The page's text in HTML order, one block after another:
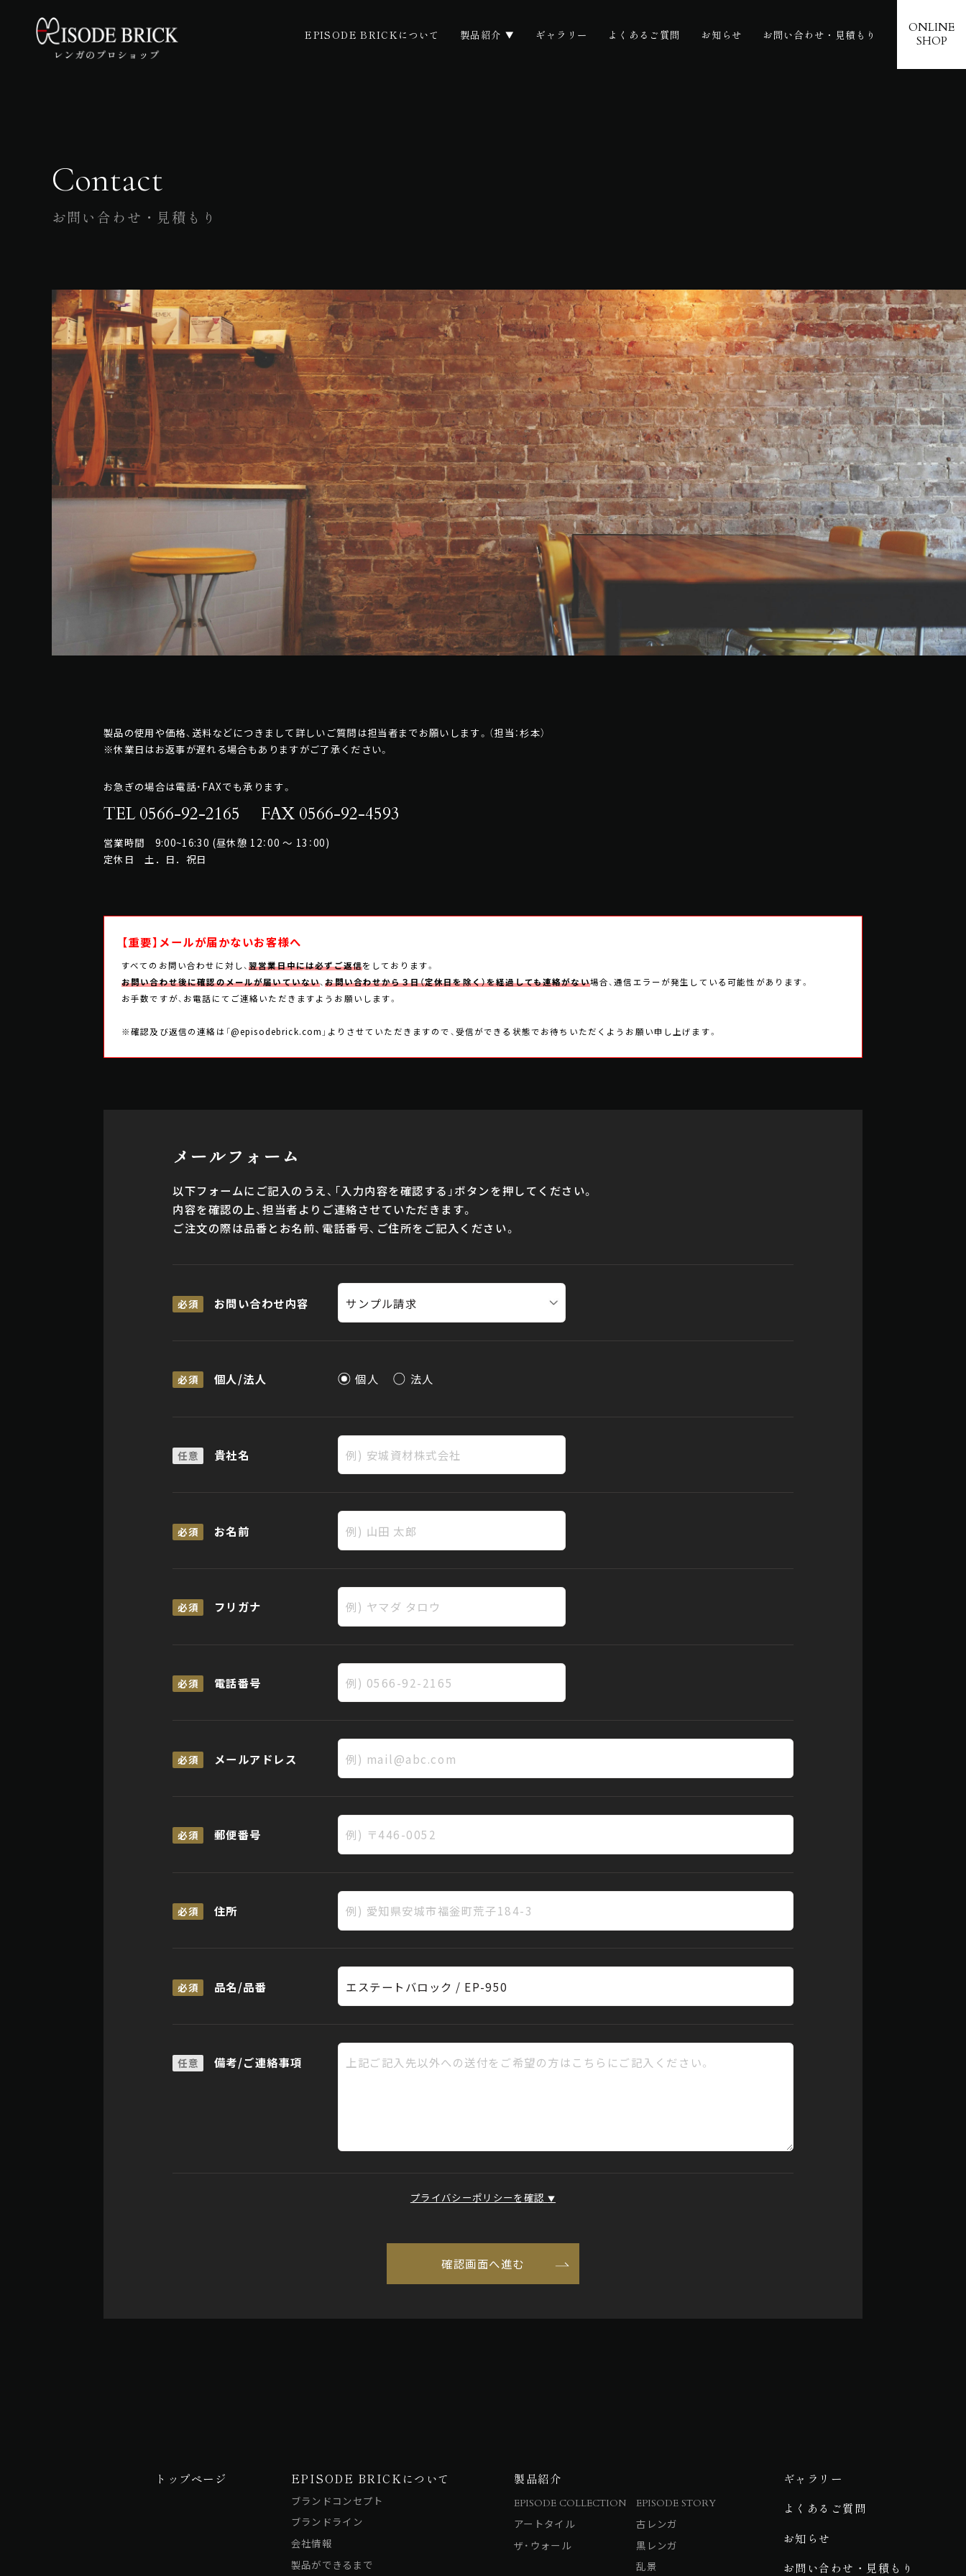
EPISODE BRICKについて 製品紹介 ギャラリー よくあるご質問 お知らせ お問い合わせ・見積もり
ONLINE
SHOP
Contact
お問い合わせ・見積もり
製品の使用や価格、送料などにつきまして詳しいご質問は担当者までお願いします。（担当：杉本）
※休業日はお返事が遅れる場合もありますがご了承ください。
お急ぎの場合は電話・FAXでも承ります。
TEL 0566-92-2165 FAX 0566-92-4593
営業時間 9:00~16:30 (昼休憩 12：00 ～ 13：00)
定休日 土．日．祝日
【重要】メールが届かないお客様へ
すべてのお問い合わせに対し、翌営業日中には必ずご返信をしております。
お問い合わせ後に確認のメールが届いていない、お問い合わせから３日（定休日を除く）を経過しても連絡がない場合、通信エラーが発生している可能性があります。
お手数ですが、お電話にてご連絡いただきますようお願いします。
※確認及び返信の連絡は「@episodebrick.com」よりさせていただきますので、受信ができる状態でお待ちいただくようお願い申し上げます。
メールフォーム
以下フォームにご記入のうえ、「入力内容を確認する」ボタンを押してください。
内容を確認の上、担当者よりご連絡させていただきます。
ご注文の際は品番とお名前、電話番号、ご住所をご記入ください。
必須 お問い合わせ内容
必須 個人/法人 個人 法人
任意 貴社名
必須 お名前
必須 フリガナ
必須 電話番号
必須 メールアドレス
必須 郵便番号
必須 住所
必須 品名/品番
任意 備考/ご連絡事項
プライバシーポリシーを確認 ▼
トップページ EPISODE BRICKについて
ブランドコンセプト
ブランドライン
会社情報
製品ができるまで
製品紹介
EPISODE COLLECTION
アートタイル
ザ・ウォール
EPISODE STORY
古レンガ
黒レンガ
乱景
ギャラリー
よくあるご質問
お知らせ
お問い合わせ・見積もり